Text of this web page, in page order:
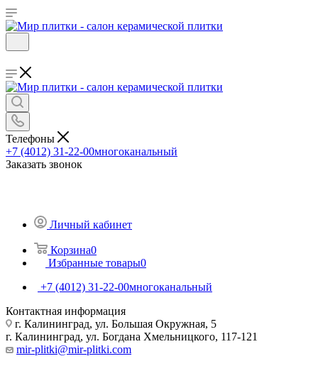
Телефоны
+7 (4012) 31-22-00многоканальный
Заказать звонок
Личный кабинет
Корзина0
Избранные товары0
+7 (4012) 31-22-00многоканальный
Контактная информация
г. Калининград, ул. Большая Окружная, 5
г. Калининград, ул. Богдана Хмельницкого, 117-121
mir-plitki@mir-plitki.com